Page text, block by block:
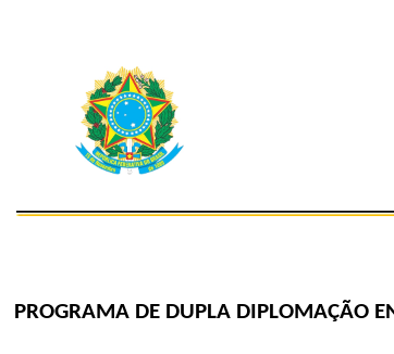
PROGRAMA DE DUPLA DIPLOMAÇÃO